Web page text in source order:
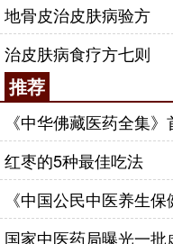
地骨皮治皮肤病验方
治皮肤病食疗方七则
推荐
《中华佛藏医药全集》
红枣的5种最佳吃法
《中国公民中医养生
国家中医药局曝光一